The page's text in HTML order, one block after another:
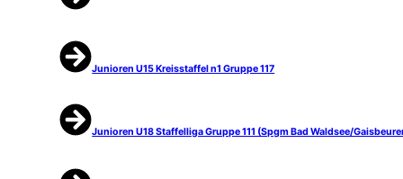
Junioren U15 Kreisstaffel n1 Gruppe 117
Junioren U18 Staffelliga Gruppe 111 (Spgm Bad Waldsee/